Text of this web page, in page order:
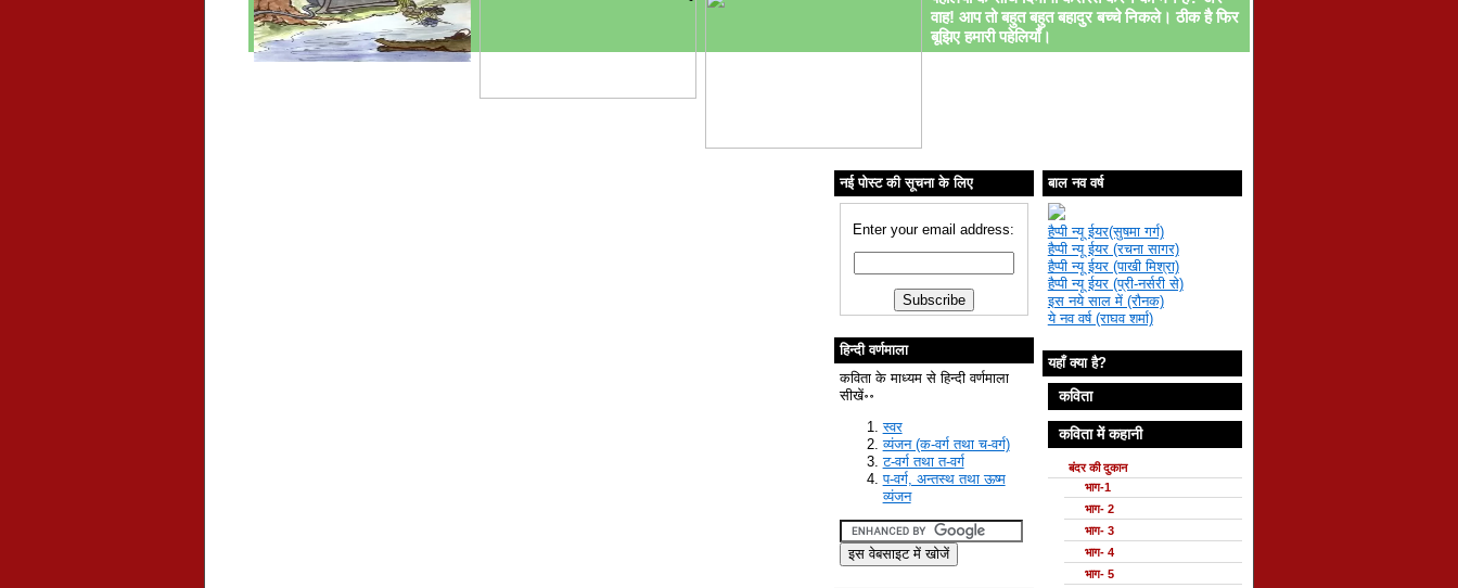
वाह! आप तो बहुत बहुत बहादुर बच्चे निकले। ठीक है फिर
बूझिए हमारी पहेलियाँ।
नई पोस्ट की सूचना के लिए
Enter your email address:
हिन्दी वर्णमाला
कविता के माध्यम से हिन्दी वर्णमाला
सीखें॰॰
स्वर
व्यंजन (क-वर्ग तथा च-वर्ग)
ट-वर्ग तथा त-वर्ग
प-वर्ग, अन्तस्थ तथा ऊष्म
व्यंजन
बाल नव वर्ष
हैप्पी न्यू ईयर(सुषमा गर्ग)
हैप्पी न्यू ईयर (रचना सागर)
हैप्पी न्यू ईयर (पाखी मिश्रा)
हैप्पी न्यू ईयर (प्री-नर्सरी से)
इस नये साल में (रौनक)
ये नव वर्ष (राघव शर्मा)
यहाँ क्या है?
कविता
कविता में कहानी
बंदर की दुकान
भाग-1
भाग- 2
भाग- 3
भाग- 4
भाग- 5